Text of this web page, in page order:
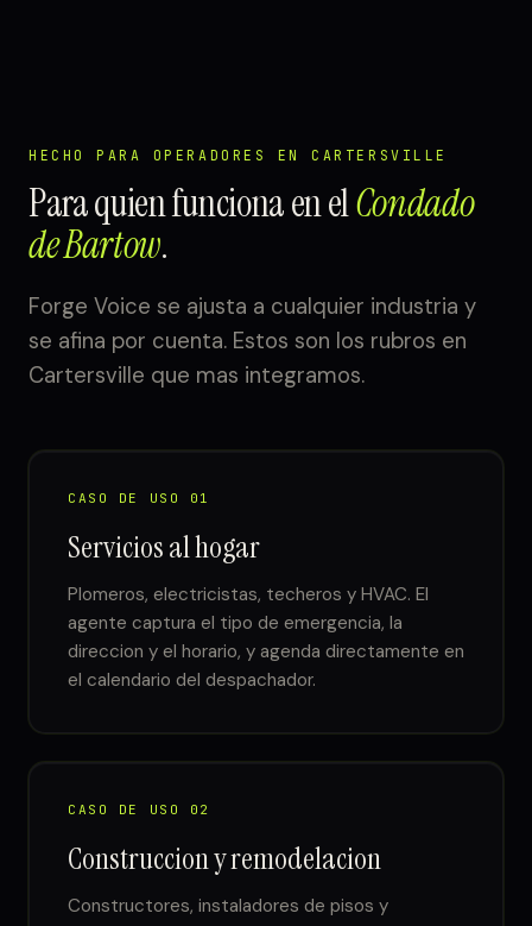
HECHO PARA OPERADORES EN CARTERSVILLE
Para quien funciona en elCondado
de Bartow.
Forge Voice se ajusta a cualquier industria y
se afina por cuenta. Estos son los rubros en
Cartersville que mas integramos.
CASO DE USO 01
Servicios al hogar
Plomeros, electricistas, techeros y HVAC. El
agente captura el tipo de emergencia, la
direccion y el horario, y agenda directamente en
el calendario del despachador.
CASO DE USO 02
Construccion y remodelacion
Constructores, instaladores de pisos y